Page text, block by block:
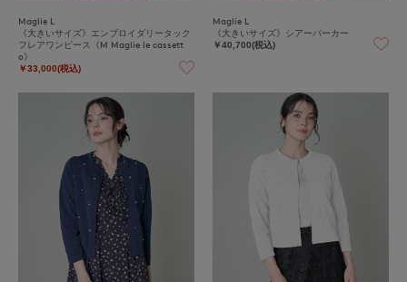
Maglie L
《大きいサイズ》エンブロイダリータック
フレアワンピース《M Maglie le cassett
o》
￥33,000(税込)
Maglie L
《大きいサイズ》シアーパーカー
￥40,700(税込)